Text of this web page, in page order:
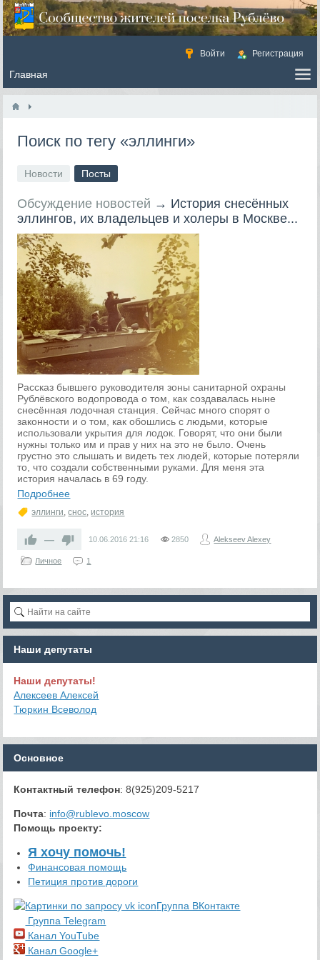
Войти Регистрация
Поиск по тегу «эллинги»
Новости Посты
Обсуждение новостей → История снесённых
эллингов, их владельцев и холеры в Москве...
Рассказ бывшего руководителя зоны санитарной охраны
Рублёвского водопровода о том, как создавалась ныне
снесённая лодочная станция. Сейчас много спорят о
законности и о том, как обошлись с людьми, которые
использовали укрытия для лодок. Говорят, что они были
нужны только им и прав у них на это не было. Очень
грустно это слышать и видеть тех людей, которые потеряли
то, что создали собственными руками. Для меня эта
история началась в 69 году.
Подробнее
эллинги,снос, история
— 10.06.2016 21:16 2850 Alekseev Alexey
Личное 1
Наши депутаты
Наши депутаты!
Алексеев Алексей
Тюркин Всеволод
Основное
Контактный телефон: 8(925)209-5217
Почта: info@rublevo.moscow
Помощь проекту:
Я хочу помочь!
Финансовая помощь
Петиция против дороги
Группа ВКонтакте
Группа Telegram
Канал YouTube
Канал Google+